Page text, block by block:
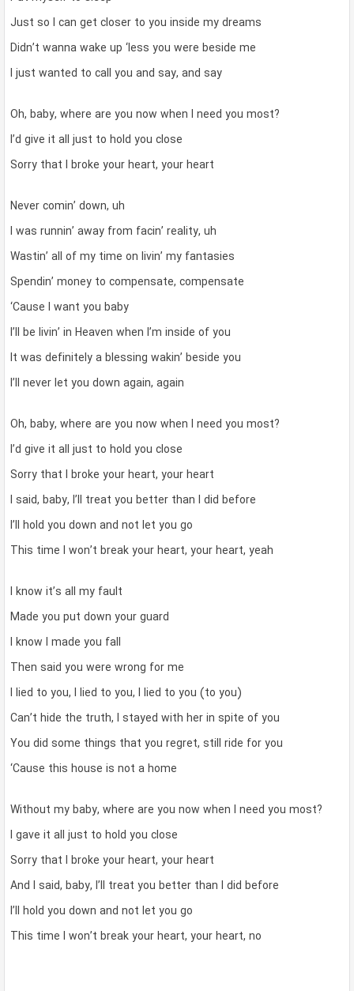
Just so I can get closer to you inside my dreams
Didn’t wanna wake up ‘less you were beside me
I just wanted to call you and say, and say
Oh, baby, where are you now when I need you most?
I’d give it all just to hold you close
Sorry that I broke your heart, your heart
Never comin’ down, uh
I was runnin’ away from facin’ reality, uh
Wastin’ all of my time on livin’ my fantasies
Spendin’ money to compensate, compensate
‘Cause I want you baby
I’ll be livin’ in Heaven when I’m inside of you
It was definitely a blessing wakin’ beside you
I’ll never let you down again, again
Oh, baby, where are you now when I need you most?
I’d give it all just to hold you close
Sorry that I broke your heart, your heart
I said, baby, I’ll treat you better than I did before
I’ll hold you down and not let you go
This time I won’t break your heart, your heart, yeah
I know it’s all my fault
Made you put down your guard
I know I made you fall
Then said you were wrong for me
I lied to you, I lied to you, I lied to you (to you)
Can’t hide the truth, I stayed with her in spite of you
You did some things that you regret, still ride for you
‘Cause this house is not a home
Without my baby, where are you now when I need you most?
I gave it all just to hold you close
Sorry that I broke your heart, your heart
And I said, baby, I’ll treat you better than I did before
I’ll hold you down and not let you go
This time I won’t break your heart, your heart, no